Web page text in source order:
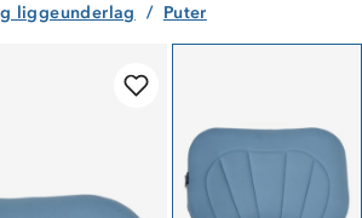
er lagt i handlekurven Til kassen
liggeunderlag Puter